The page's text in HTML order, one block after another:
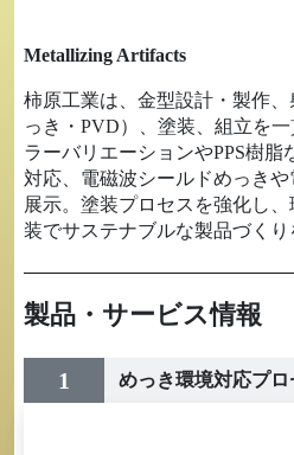
Metallizing Artifacts
柿原工業は、金型設計・製作
っき・PVD）、塗装、組立を
ラーバリエーションやPPS樹
対応、電磁波シールドめっき
展示。塗装プロセスを強化し
装でサステナブルな製品づくり
製品・サービス情報
1 めっき環境対応プロ